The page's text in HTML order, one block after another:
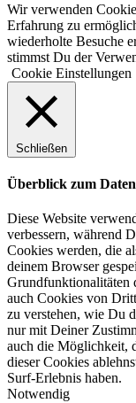
Wir verwenden
Erfahrung zu
wiederholte Besuche
stimmst Du der
Cookie Einstellungen
Schließen
Überblick zum
Diese Website
verbessern, während
Cookies werden, die
deinem Browser
Grundfunktionalitäten
auch Cookies von
zu verstehen, wie Du
nur mit Deiner
auch die Möglichkeit,
dieser Cookies
Surf-Erlebnis haben.
Notwendig